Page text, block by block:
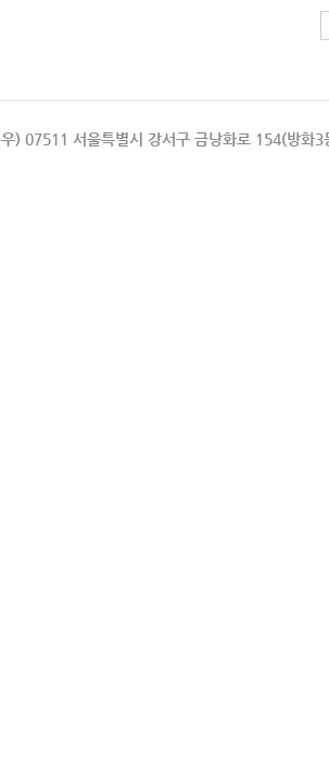
우) 07511 서울특별시 강서구 금낭화로 154(방화3